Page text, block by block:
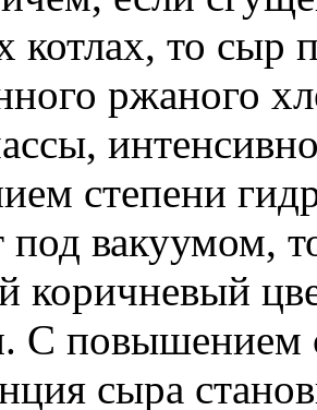
котлах, то сыр
ржаного
степени
под вакуумом,
коричневый
С повышением
сыра